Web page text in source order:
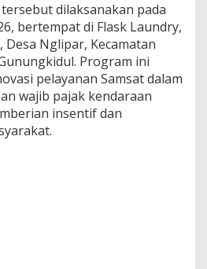
dilaksanakan pada
bertempat di Flask Laundry,
Desa Nglipar, Kecamatan
Program ini
pelayanan Samsat dalam
wajib pajak kendaraan
insentif dan